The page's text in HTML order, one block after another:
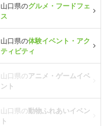
山口県のグルメ・フードフェ
ス
山口県の体験イベント・アク
ティビティ
山口県のアニメ・ゲームイベ
ント
山口県の動物ふれあいイベン
ト